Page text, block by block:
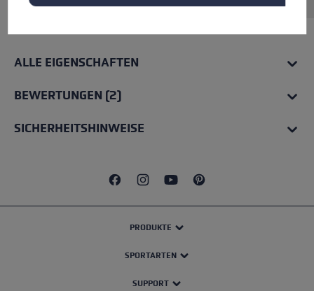
ALLE EIGENSCHAFTEN
BEWERTUNGEN (2)
SICHERHEITSHINWEISE
PRODUKTE
SPORTARTEN
SUPPORT